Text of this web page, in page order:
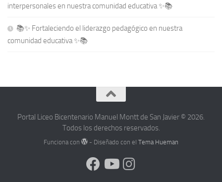
interpersonales en nuestra comunidad educativa ✨📚
📚✨ Fortaleciendo el liderazgo pedagógico en nuestra
comunidad educativa ✨📚
Portal Liceo Bicentenario Manuel Montt de San Javier © 2026.
Todos los derechos reservados.
Funciona con - Diseñado con elTema Hueman